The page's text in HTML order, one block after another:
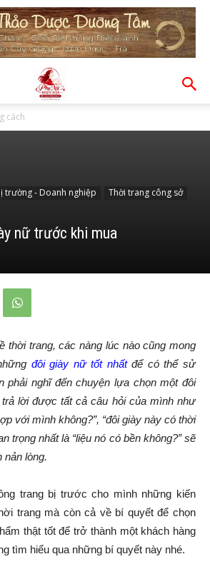
cách
trường - Doanh nghiệp
Thời trang công sở
nữ trước khi mua
thời trang, các nàng lúc nào cũng mong
đôi giày nữ tốt nhấtđể có thể sử
phải nghĩ đến chuyện lựa chọn một đôi
lời được tất cả câu hỏi của mình như
với mình không?”, “đôi giày này có thời
trọng nhất là “liệu nó có bền không?” sẽ
nản lòng.
trang bị trước cho mình những kiến
trang mà còn cả về bí quyết để chọn
thật tốt để trở thành một khách hàng
tìm hiểu qua những bí quyết này nhé.